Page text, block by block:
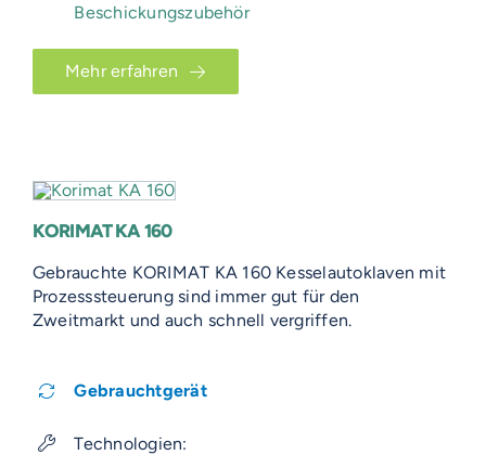
Beschickungszubehör
Mehr erfahren
KORIMAT KA 160
Gebrauchte KORIMAT KA 160 Kesselautoklaven mit
Prozesssteuerung sind immer gut für den
Zweitmarkt und auch schnell vergriffen.
Gebrauchtgerät
Technologien: